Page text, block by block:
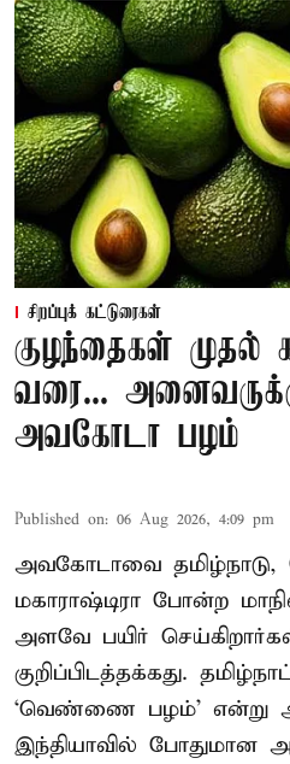
சிறப்புக் கட்டுரைகள்
குழந்தைகள் முதல்
வரை...
அவகோடா பழம்
Published on: 06 Aug 2026, 4:09 pm
அவகோடாவை தமிழ்நாடு,
மகாராஷ்டிரா போன்ற
அளவே பயிர்
குறிப்பிடத்தக்கது.
‘வெண்ணை பழம்’ என்று
இந்தியாவில் போதுமான